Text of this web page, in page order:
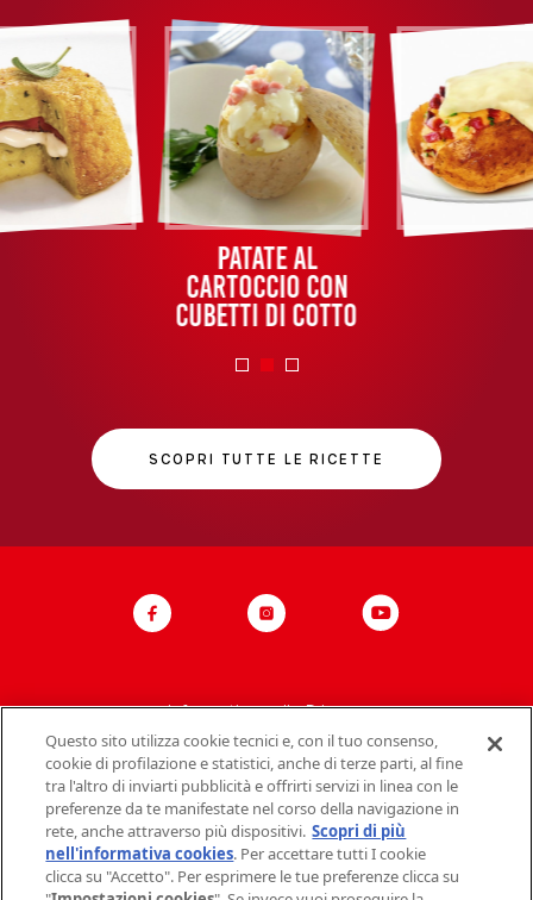
Patate al
cartoccio con
cubetti di cotto
SCOPRI TUTTE LE RICETTE
Informativa sulla Privacy
Politica del sito
Contatti Mondelez Italia
Dati societari
FAQ
Questo sito utilizza cookie tecnici e, con il tuo consenso,
cookie di profilazione e statistici, anche di terze parti, al fine
tra l'altro di inviarti pubblicità e offrirti servizi in linea con le
preferenze da te manifestate nel corso della navigazione in
rete, anche attraverso più dispositivi. Scopri di più
nell'informativa cookies. Per accettare tutti I cookie
clicca su "Accetto". Per esprimere le tue preferenze clicca su